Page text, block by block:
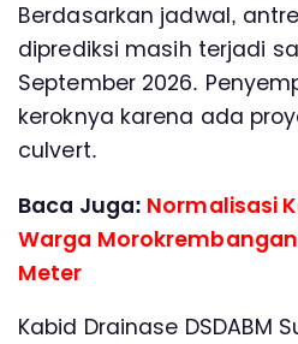
Berdasarkan jadwal,
diprediksi masih terjadi
September 2026.
keroknya karena ada
culvert.
Baca Juga: Normalisasi
Warga Morokrembangan
Meter
Kabid Drainase DSDABM